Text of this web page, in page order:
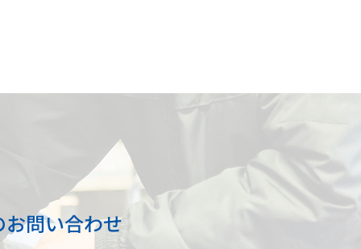
問い合わせ